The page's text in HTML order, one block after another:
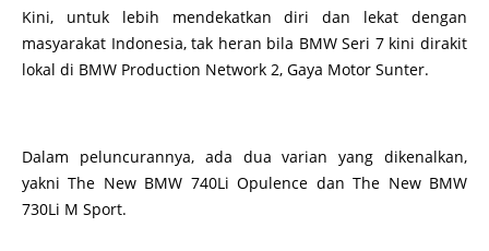
Kini, untuk lebih mendekatkan diri dan lekat dengan
masyarakat Indonesia, tak heran bila BMW Seri 7 kini dirakit
lokal di BMW Production Network 2, Gaya Motor Sunter.
Dalam peluncurannya, ada dua varian yang dikenalkan,
yakni The New BMW 740Li Opulence dan The New BMW
730Li M Sport.